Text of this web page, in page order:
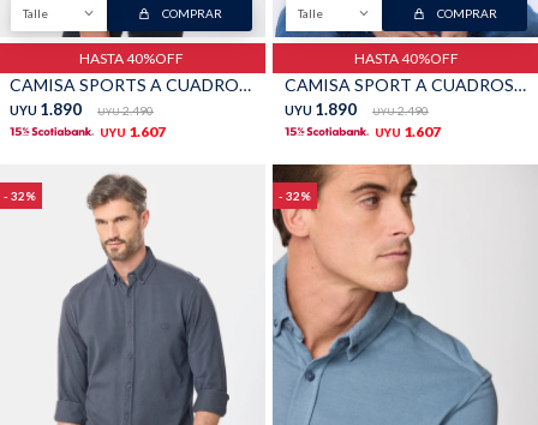
Talle COMPRAR
HASTA 40%OFF
CAMISA SPORTS A CUADROS - Gris
UYU 1.890 UYU 2.490
UYU 1.607
Talle COMPRAR
HASTA 40%OFF
CAMISA SPORT A CUADROS - Azul
UYU 1.890 UYU 2.490
UYU 1.607
32 32